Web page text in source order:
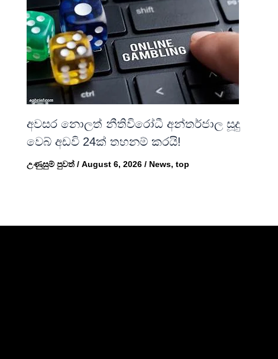
අවසර නොලත් නීතිවිරෝධී අන්තර්ජාල සූදු
වෙබ් අඩවි 24ක් තහනම් කරයි!
උණුසුම් පුවත් / August 6, 2026 / News, top